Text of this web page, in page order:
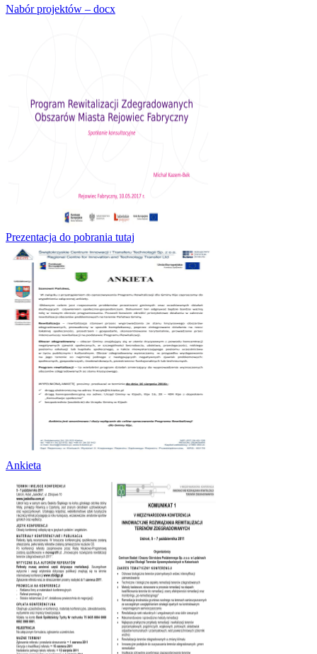
Nabór projektów – docx
Prezentacja do pobrania tutaj
Ankieta